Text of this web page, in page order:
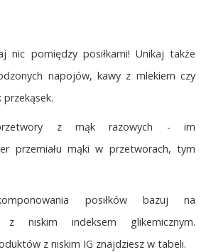
nic pomiędzy posiłkami! Unikaj także
napojów, kawy z mlekiem czy
przekąsek.
z mąk razowych - im
przemiału mąki w przetworach, tym
posiłków bazuj na
z niskim indeksem glikemicznym.
z niskim IG znajdziesz w tabeli.